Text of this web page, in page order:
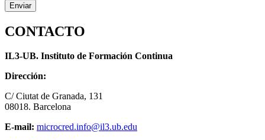
CONTACTO
IL3-UB. Instituto de Formación Continua
Dirección:
C/ Ciutat de Granada, 131
08018. Barcelona
E-mail: microcred.info@il3.ub.edu